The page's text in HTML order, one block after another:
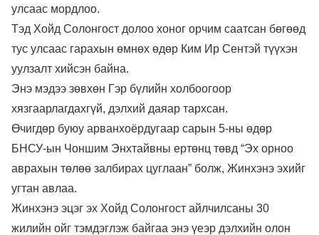
улсаас мордлоо.
Тэд Хойд Солонгост долоо хоног орчим саатсан бөгөөд
тус улсаас гарахын өмнөх өдөр Ким Ир Сентэй түүхэн
уулзалт хийсэн байна.
Энэ мэдээ зөвхөн Гэр бүлийн холбоогоор
хязгаарлагдахгүй, дэлхий даяар тархсан.
Өчигдөр буюу арванхоёрдугаар сарын 5-ны өдөр
БНСУ-ын Чоншим Энхтайвны ертөнц төвд “Эх орноо
аврахын төлөө залбирах цуглаан” болж, Жинхэнэ эхийг
угтан авлаа.
Жинхэнэ эцэг эх Хойд Солонгост айлчилсаны 30
жилийн ойг тэмдэглэж байгаа энэ үеэр дэлхийн олон